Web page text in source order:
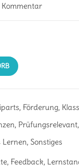
Kommentar
, Förderung,
, Prüfungsrelevant,
Lernen, Sonstiges
, Feedback,